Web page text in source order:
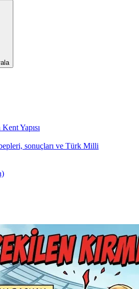
Yapısı
sonuçları ve Türk Milli